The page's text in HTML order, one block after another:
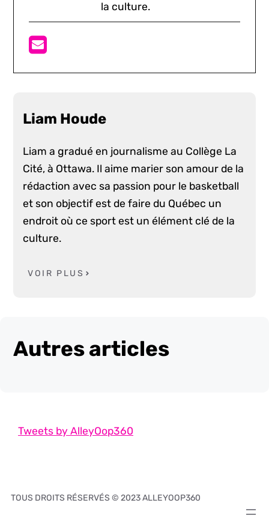
la culture.
Liam Houde
Liam a gradué en journalisme au Collège La
Cité, à Ottawa. Il aime marier son amour de la
rédaction avec sa passion pour le basketball
et son objectif est de faire du Québec un
endroit où ce sport est un élément clé de la
culture.
VOIR PLUS
Autres articles
Tweets by AlleyOop360
TOUS DROITS RÉSERVÉS © 2023 ALLEYOOP360